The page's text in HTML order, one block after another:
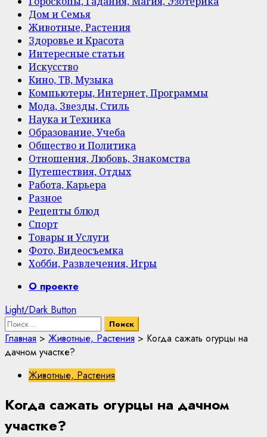
Дом и Семья
Животные, Растения
Здоровье и Красота
Интересные статьи
Искусство
Кино, ТВ, Музыка
Компьютеры, Интернет, Программы
Мода, Звезды, Стиль
Наука и Техника
Образование, Учеба
Общество и Политика
Отношения, Любовь, Знакомства
Путешествия, Отдых
Работа, Карьера
Разное
Рецепты блюд
Спорт
Товары и Услуги
Фото, Видеосъемка
Хобби, Развлечения, Игры
PrimaryО проекте
Light/Dark Button
Найти:
Главная > Животные, Растения > Когда сажать огурцы на
дачном участке?
Животные, Растения
Когда сажать огурцы на дачном
участке?